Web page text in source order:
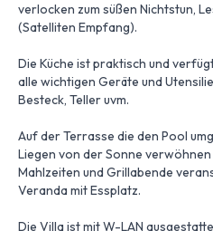
verlocken zum süßen Nichtstun,
(Satelliten Empfang).
Die Küche ist praktisch und
alle wichtigen Geräte und
Besteck, Teller uvm.
Auf der Terrasse die den Pool
Liegen von der Sonne
Mahlzeiten und Grillabende
Veranda mit Essplatz.
Die Villa ist mit W-LAN